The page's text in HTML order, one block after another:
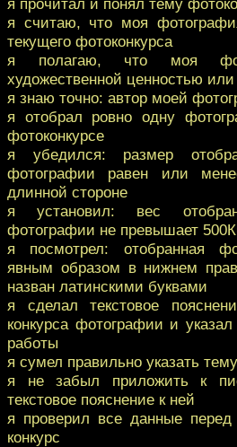
я считаю, что моя
текущего фотоконкурса
я полагаю, что моя
художественной ценностью или
я знаю точно: автор моей
я отобрал ровно одну
фотоконкурсе
я убедился: размер
фотографии равен или
длинной стороне
я установил: вес
фотографии не превышает
я посмотрел: отобранная
явным образом в нижнем
назван латинскими буквами
я сделал текстовое
конкурса фотографии и
работы
я сумел правильно указать
я не забыл приложить к
текстовое пояснение к ней
я проверил все данные
конкурс